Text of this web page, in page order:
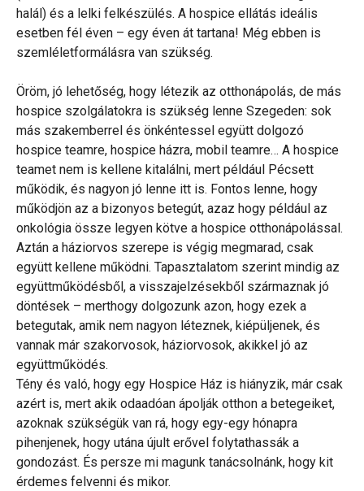
halál) és a lelki felkészülés. A hospice ellátás ideális
esetben fél éven – egy éven át tartana! Még ebben is
szemléletformálásra van szükség.
Öröm, jó lehetőség, hogy létezik az otthonápolás, de más
hospice szolgálatokra is szükség lenne Szegeden: sok
más szakemberrel és önkéntessel együtt dolgozó
hospice teamre, hospice házra, mobil teamre… A hospice
teamet nem is kellene kitalálni, mert például Pécsett
működik, és nagyon jó lenne itt is. Fontos lenne, hogy
működjön az a bizonyos betegút, azaz hogy például az
onkológia össze legyen kötve a hospice otthonápolással.
Aztán a háziorvos szerepe is végig megmarad, csak
együtt kellene működni. Tapasztalatom szerint mindig az
együttműködésből, a visszajelzésekből származnak jó
döntések – merthogy dolgozunk azon, hogy ezek a
betegutak, amik nem nagyon léteznek, kiépüljenek, és
vannak már szakorvosok, háziorvosok, akikkel jó az
együttműködés.
Tény és való, hogy egy Hospice Ház is hiányzik, már csak
azért is, mert akik odaadóan ápolják otthon a betegeiket,
azoknak szükségük van rá, hogy egy-egy hónapra
pihenjenek, hogy utána újult erővel folytathassák a
gondozást. És persze mi magunk tanácsolnánk, hogy kit
érdemes felvenni és mikor.